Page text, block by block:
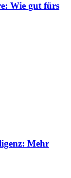
Wie gut fürs
Mehr